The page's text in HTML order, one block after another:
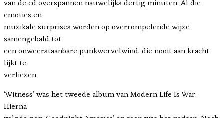
van de cd overspannen nauwelijks dertig minuten. Al die
emoties en
muzikale surprises worden op overrompelende wijze
samengebald tot
een onweerstaanbare punkwervelwind, die nooit aan kracht
lijkt te
verliezen.
‘Witness’ was het tweede album van Modern Life Is War.
Hierna